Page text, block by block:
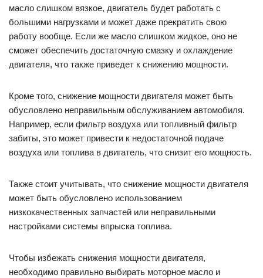
масло слишком вязкое, двигатель будет работать с
большими нагрузками и может даже прекратить свою
работу вообще. Если же масло слишком жидкое, оно не
сможет обеспечить достаточную смазку и охлаждение
двигателя, что также приведет к снижению мощности.
Кроме того, снижение мощности двигателя может быть
обусловлено неправильным обслуживанием автомобиля.
Например, если фильтр воздуха или топливный фильтр
забиты, это может привести к недостаточной подаче
воздуха или топлива в двигатель, что снизит его мощность.
Также стоит учитывать, что снижение мощности двигателя
может быть обусловлено использованием
низкокачественных запчастей или неправильными
настройками системы впрыска топлива.
Чтобы избежать снижения мощности двигателя,
необходимо правильно выбирать моторное масло и